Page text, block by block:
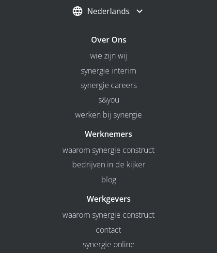
Nederlands
Over Ons
wie zijn wij
synergie interim
synergie careers
s&you
werken bij synergie
Werknemers
waarom synergie construct
bedrijven in de kijker
blog
Werkgevers
waarom synergie construct
contact
synergie online